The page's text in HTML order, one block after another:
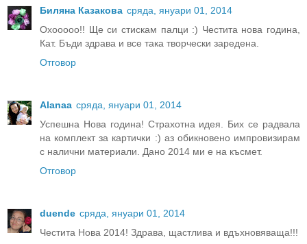
Биляна Казакова сряда, януари 01, 2014
Охооооо!! Ще си стискам палци :) Честита нова година,
Кат. Бъди здрава и все така творчески заредена.
Отговор
Alanaa сряда, януари 01, 2014
Успешна Нова година! Страхотна идея. Бих се радвала
на комплект за картички :) аз обикновено импровизирам
с налични материали. Дано 2014 ми е на късмет.
Отговор
duende сряда, януари 01, 2014
Честита Нова 2014! Здрава, щастлива и вдъхновяваща!!!